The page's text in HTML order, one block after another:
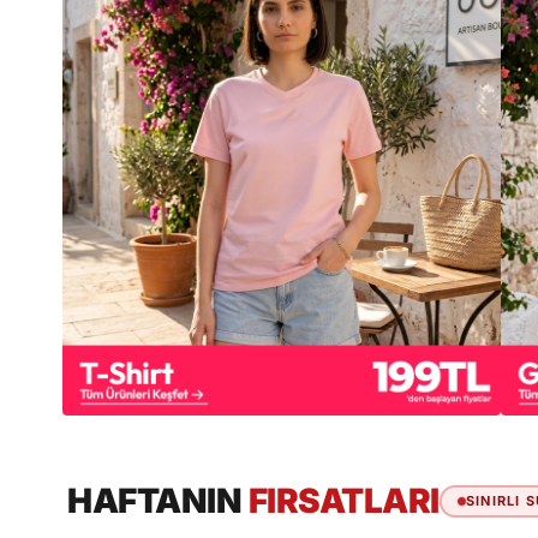
HAFTANIN FIRSATLARI SINIRLI